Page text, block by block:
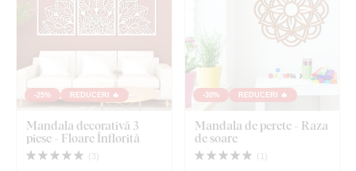
-25% REDUCERI 🔥
Mandala decorativă 3
piese - Floare Înflorită
( 3)
-30% REDUCERI 🔥
Mandala de perete - Raza
de soare
( 1 )